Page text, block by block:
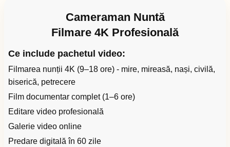
Cameraman Nuntă
Filmare 4K Profesională
Ce include pachetul video:
Filmarea nunții 4K (9–18 ore) - mire, mireasă, nași, civilă,
biserică, petrecere
Film documentar complet (1–6 ore)
Editare video profesională
Galerie video online
Predare digitală în 60 zile